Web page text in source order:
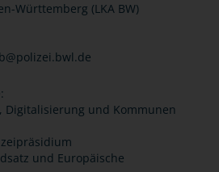
Württemberg (LKA BW)
und Kommunen
und Europäische